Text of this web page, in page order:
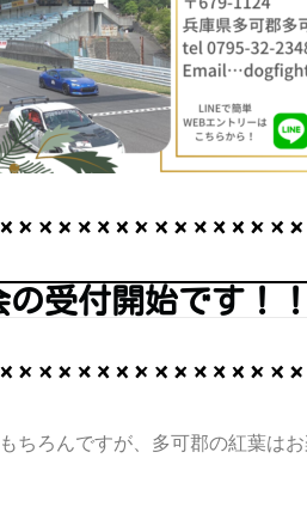
受付開始です！！
ちろんですが、多可郡の紅葉は